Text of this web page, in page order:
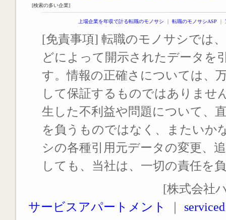
[検索の多い企業]
上場企業を年収で計る転職のモノサシ ｜ 転職のモノサシASP ｜
[免責事項] 転職のモノサシでは
どによって開示されたデータを
す。情報の正確さについては、
して保証するものではありませ
生した不利益や問題について、
を負うものではなく、またいか
シの各種引用元データの変更、
しても、当社は、一切の責任を
[株式会社
サービスアパートメント